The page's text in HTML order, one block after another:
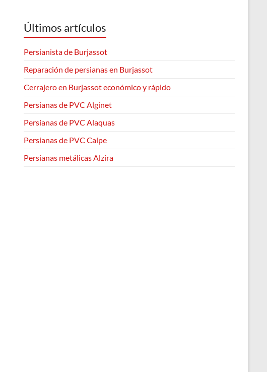
Últimos artículos
Persianista de Burjassot
Reparación de persianas en Burjassot
Cerrajero en Burjassot económico y rápido
Persianas de PVC Alginet
Persianas de PVC Alaquas
Persianas de PVC Calpe
Persianas metálicas Alzira